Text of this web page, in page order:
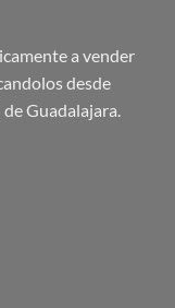
a vender
desde
Guadalajara.